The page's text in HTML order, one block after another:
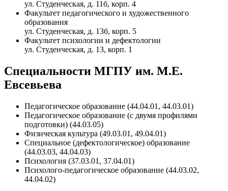
ул. Студенческая, д. 11б, корп. 4
Факультет педагогического и художественного
образования
ул. Студенческая, д. 13б, корп. 5
Факультет психологии и дефектологии
ул. Студенческая, д. 13, корп. 1
Специальности МГПУ им. М.Е.
Евсевьева
Педагогическое образование (44.04.01, 44.03.01)
Педагогическое образование (с двумя профилями
подготовки) (44.03.05)
Физическая культура (49.03.01, 49.04.01)
Специальное (дефектологическое) образование
(44.03.03, 44.04.03)
Психология (37.03.01, 37.04.01)
Психолого-педагогическое образование (44.03.02,
44.04.02)